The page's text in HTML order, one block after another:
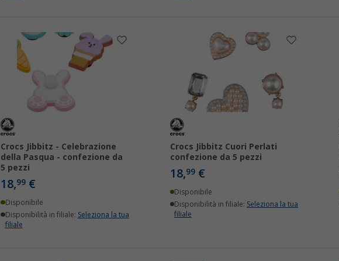
Crocs Jibbitz - Celebrazione
della Pasqua - confezione da
5 pezzi
18,99 €
Disponibile
Disponibilità in filiale: Seleziona la tua
filiale
Crocs Jibbitz Cuori Perlati
confezione da 5 pezzi
18,99€
Disponibile
Disponibilità in filiale: Seleziona la tua
filiale